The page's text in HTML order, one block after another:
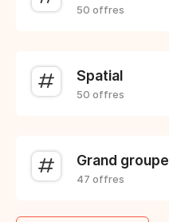
50 offres
Spatial
50 offres
Grand groupe
47 offres